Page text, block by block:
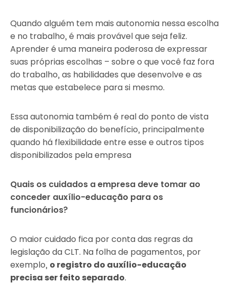
Quando alguém tem mais autonomia nessa escolha
e no trabalho, é mais provável que seja feliz.
Aprender é uma maneira poderosa de expressar
suas próprias escolhas – sobre o que você faz fora
do trabalho, as habilidades que desenvolve e as
metas que estabelece para si mesmo.
Essa autonomia também é real do ponto de vista
de disponibilização do benefício, principalmente
quando há flexibilidade entre esse e outros tipos
disponibilizados pela empresa
Quais os cuidados a empresa deve tomar ao
conceder auxílio-educação para os
funcionários?
O maior cuidado fica por conta das regras da
legislação da CLT. Na folha de pagamentos, por
exemplo, o registro do auxílio-educação
precisa ser feito separado.